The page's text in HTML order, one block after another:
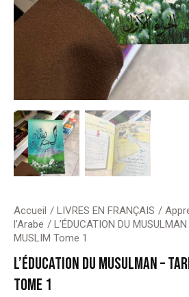
Accueil LIVRES EN FRANÇAIS
l'Arabe
L’ÉDUCATION DU
MUSLIM Tome 1
L’ÉDUCATION DU MUSULMAN –
TOME 1